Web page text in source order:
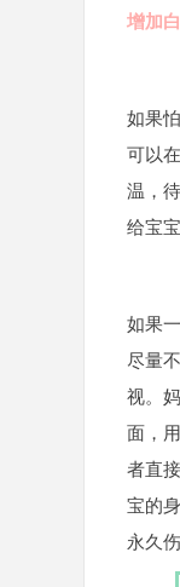
增加
如果
可以
温，
给宝宝
如果
尽量
视。
面，
者直
宝的
永久伤